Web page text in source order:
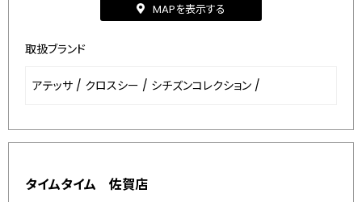
MAPを表示する
取扱ブランド
アテッサ / クロスシー / シチズンコレクション /
タイムタイム 佐賀店